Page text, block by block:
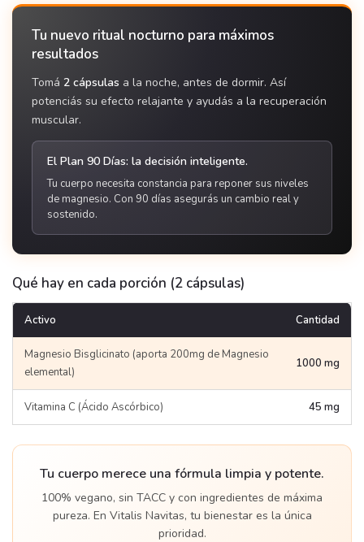
Tu nuevo ritual nocturno para máximos
resultados
Tomá 2 cápsulas a la noche, antes de dormir. Así
potenciás su efecto relajante y ayudás a la recuperación
muscular.
El Plan 90 Días: la decisión inteligente.
Tu cuerpo necesita constancia para reponer sus niveles
de magnesio. Con 90 días asegurás un cambio real y
sostenido.
Qué hay en cada porción (2 cápsulas)
Activo Cantidad
Magnesio Bisglicinato (aporta 200mg de Magnesio
elemental)
1000 mg
Vitamina C (Ácido Ascórbico) 45 mg
Tu cuerpo merece una fórmula limpia y potente.
100% vegano, sin TACC y con ingredientes de máxima
pureza. En Vitalis Navitas, tu bienestar es la única
prioridad.